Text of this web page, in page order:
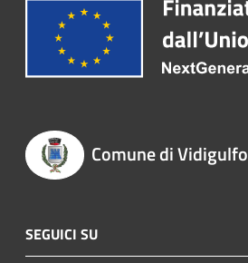
Comune di Vidigulfo
SEGUICI SU